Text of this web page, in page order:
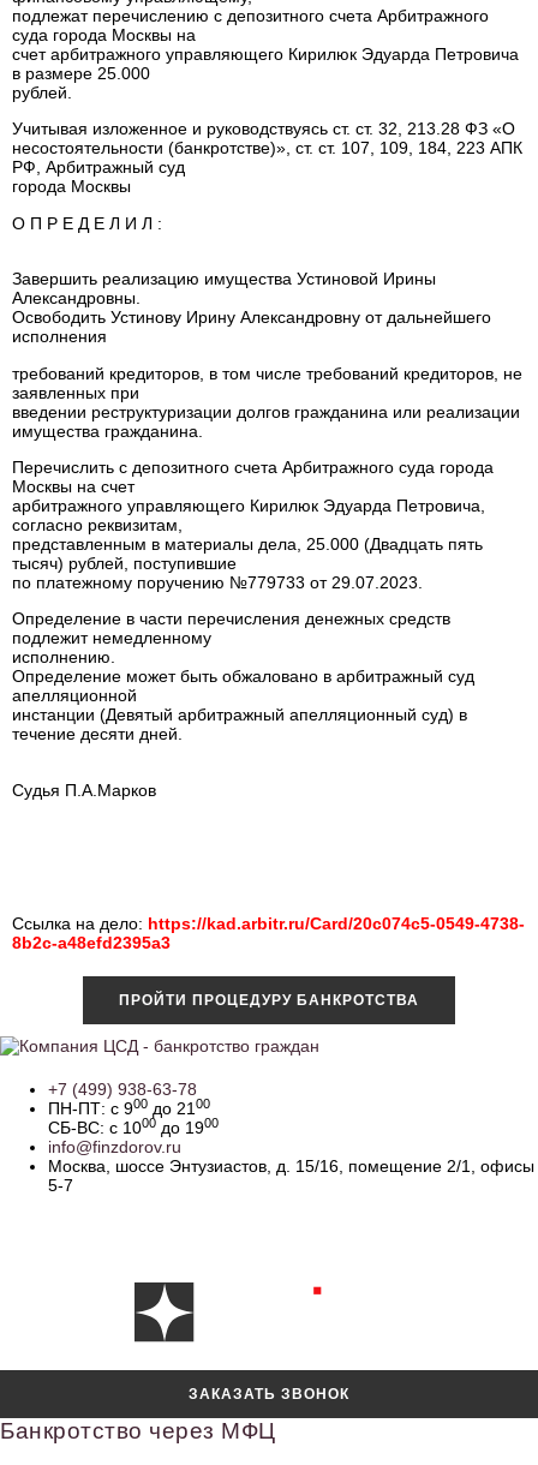
подлежат перечислению с депозитного счета Арбитражного
суда города Москвы на
счет арбитражного управляющего Кирилюк Эдуарда Петровича
в размере 25.000
рублей.
Учитывая изложенное и руководствуясь ст. ст. 32, 213.28 ФЗ «О
несостоятельности (банкротстве)», ст. ст. 107, 109, 184, 223 АПК
РФ, Арбитражный суд
города Москвы
О П Р Е Д Е Л И Л :
Завершить реализацию имущества Устиновой Ирины
Александровны.
Освободить Устинову Ирину Александровну от дальнейшего
исполнения
требований кредиторов, в том числе требований кредиторов, не
заявленных при
введении реструктуризации долгов гражданина или реализации
имущества гражданина.
Перечислить с депозитного счета Арбитражного суда города
Москвы на счет
арбитражного управляющего Кирилюк Эдуарда Петровича,
согласно реквизитам,
представленным в материалы дела, 25.000 (Двадцать пять
тысяч) рублей, поступившие
по платежному поручению №779733 от 29.07.2023.
Определение в части перечисления денежных средств
подлежит немедленному
исполнению.
Определение может быть обжаловано в арбитражный суд
апелляционной
инстанции (Девятый арбитражный апелляционный суд) в
течение десяти дней.
Судья П.А.Марков
Ссылка на дело: https://kad.arbitr.ru/Card/20c074c5-0549-4738-
8b2c-a48efd2395a3
ПРОЙТИ ПРОЦЕДУРУ БАНКРОТСТВА
+7 (499) 938-63-78
ПН-ПТ: с 900 до 21 00
СБ-ВС: с 1000 до 1900
info@finzdorov.ru
Москва, шоссе Энтузиастов, д. 15/16, помещение 2/1, офисы
5-7
ЗАКАЗАТЬ ЗВОНОК
Банкротство через МФЦ